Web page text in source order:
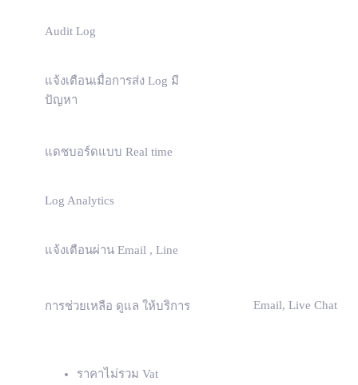
Audit Log
แจ้งเตือนเมื่อการส่ง Log มี
ปัญหา
แดชบอร์ดแบบ Real time
Log Analytics
แจ้งเตือนผ่าน Email , Line
การช่วยเหลือ ดูแล ให้บริการ Email, Live Chat
ราคาไม่รวม Vat